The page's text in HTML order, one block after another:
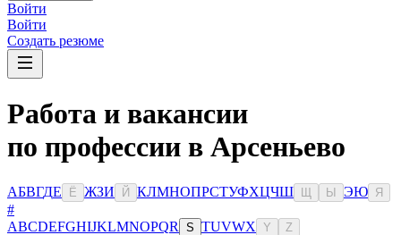
Войти
Войти
Создать резюме
Работа и вакансии
по профессии в Арсеньево
АБВГДЕ Ё ЖЗИ Й КЛМНОПРСТУФХЦЧШ Ы ЭЮ Я
#
ABCDEFGHIJKLMNOPQR S TUVWX Y Z